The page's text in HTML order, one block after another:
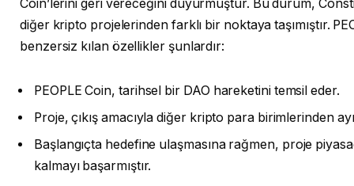
Coin’lerini geri vereceğini duyurmuştur. Bu durum,
diğer kripto projelerinden farklı bir noktaya taşımıştır.
benzersiz kılan özellikler şunlardır:
PEOPLE Coin, tarihsel bir DAO hareketini temsil eder.
Proje, çıkış amacıyla diğer kripto para birimlerinden
Başlangıçta hedefine ulaşmasına rağmen, proje
kalmayı başarmıştır.